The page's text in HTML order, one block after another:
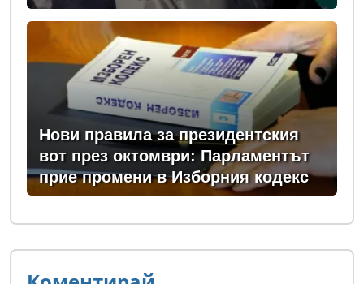
Нови правила за президентския
вот през октомври: Парламентът
прие промени в Изборния кодекс